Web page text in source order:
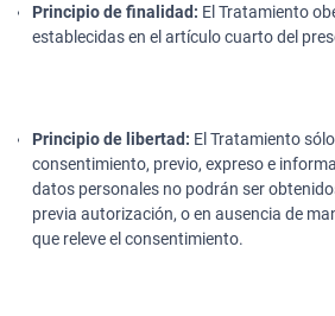
Principio de finalidad: El Tratamiento
establecidas en el artículo cuarto del
Principio de libertad: El Tratamiento
consentimiento, previo, expreso e
datos personales no podrán ser
previa autorización, o en ausencia de
que releve el consentimiento.